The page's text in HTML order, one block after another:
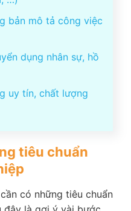
…)
tiêu chuẩn